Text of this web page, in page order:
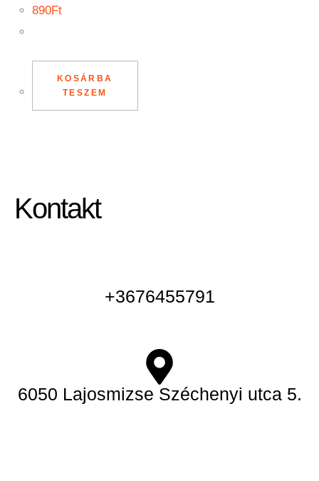
890Ft
KOSÁRBA
TESZEM
Kontakt
+3676455791
6050 Lajosmizse Széchenyi utca 5.